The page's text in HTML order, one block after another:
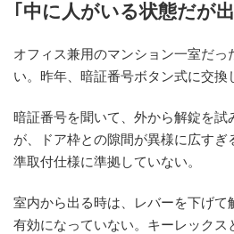
新
日
:
｢中に人がいる状態だが出
オフィス兼用のマンション一室だっ
い。昨年、暗証番号ボタン式に交換
暗証番号を聞いて、外から解錠を試
が、ドア枠との隙間が異様に広す
準取付仕様に準拠していない。
室内から出る時は、レバーを下げて
有効になっていない。キーレックス